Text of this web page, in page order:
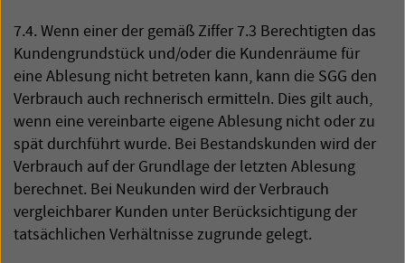
7.4. Wenn einer der gemäß Ziffer 7.3 Berechtigten das
Kundengrundstück und/oder die Kundenräume für
eine Ablesung nicht betreten kann, kann die SGG den
Verbrauch auch rechnerisch ermitteln. Dies gilt auch,
wenn eine vereinbarte eigene Ablesung nicht oder zu
spät durchführt wurde. Bei Bestandskunden wird der
Verbrauch auf der Grundlage der letzten Ablesung
berechnet. Bei Neukunden wird der Verbrauch
vergleichbarer Kunden unter Berücksichtigung der
tatsächlichen Verhältnisse zugrunde gelegt.